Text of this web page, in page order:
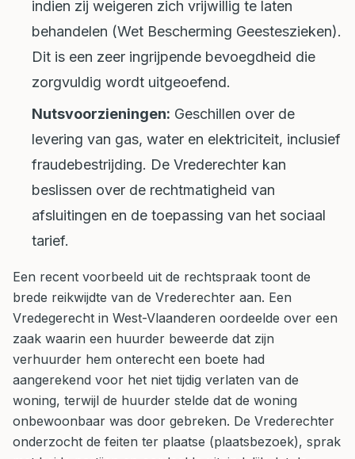
indien zij weigeren zich vrijwillig te laten
behandelen (Wet Bescherming Geesteszieken).
Dit is een zeer ingrijpende bevoegdheid die
zorgvuldig wordt uitgeoefend.
Nutsvoorzieningen: Geschillen over de
levering van gas, water en elektriciteit, inclusief
fraudebestrijding. De Vrederechter kan
beslissen over de rechtmatigheid van
afsluitingen en de toepassing van het sociaal
tarief.
Een recent voorbeeld uit de rechtspraak toont de
brede reikwijdte van de Vrederechter aan. Een
Vredegerecht in West-Vlaanderen oordeelde over een
zaak waarin een huurder beweerde dat zijn
verhuurder hem onterecht een boete had
aangerekend voor het niet tijdig verlaten van de
woning, terwijl de huurder stelde dat de woning
onbewoonbaar was door gebreken. De Vrederechter
onderzocht de feiten ter plaatse (plaatsbezoek), sprak